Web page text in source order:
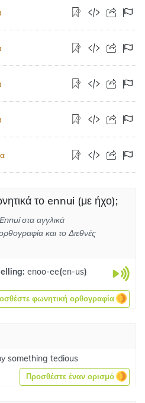
το ennui (με ήχο);
στα αγγλικά
και το Διεθνές
enoo-ee(en-us)
φωνητική ορθογραφία
something tedious
Προσθέστε έναν ορισμό